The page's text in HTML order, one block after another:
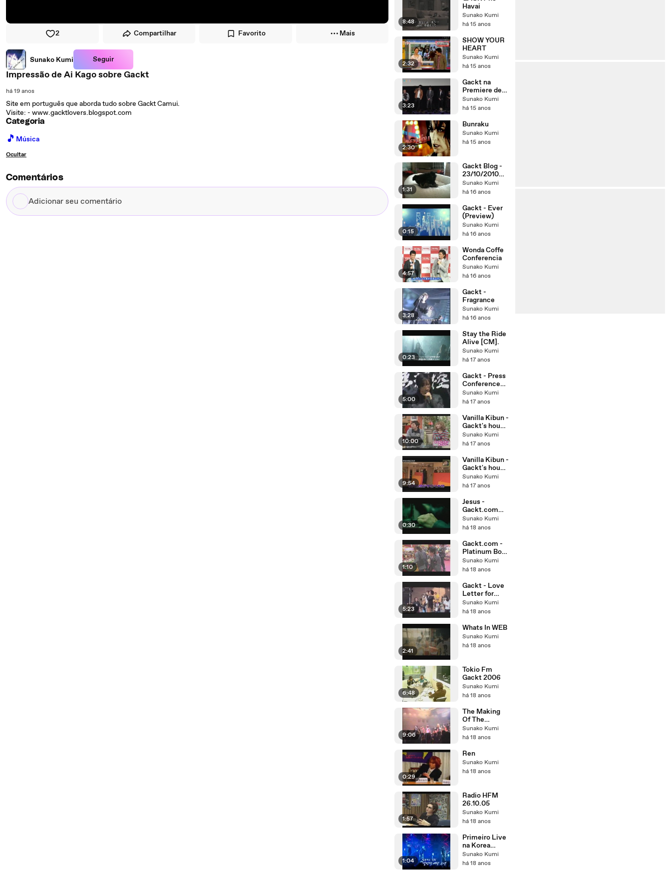
2 Compartilhar Favorito Mais
Sunako Kumi Seguir
Impressão de Ai Kago sobre Gackt
há 19 anos
Site em português que aborda tudo sobre Gackt Camui.
Visite: - www.gacktlovers.blogspot.com
Categoria
🎵 Música
Ocultar
Comentários
Adicionar
seu
8:48
Havai
Sunako Kumi
há 15 anos
2:32
SHOW YOUR
HEART
Sunako Kumi
há 15 anos
3:23
Gackt na
Premiere de
Supernatural
Sunako Kumi
há 15 anos
2:30
Bunraku
Sunako Kumi
há 15 anos
1:31
Gackt Blog -
23/10/2010
(12:01)
Sunako Kumi
há 16 anos
0:15
Gackt - Ever
(Preview)
Sunako Kumi
há 16 anos
4:57
Wonda Coffe
Conferencia
Sunako Kumi
há 16 anos
3:28
Gackt -
Fragrance
Sunako Kumi
há 16 anos
0:23
Stay the Ride
Alive [CM].
Sunako Kumi
há 17 anos
5:00
Gackt - Press
Conference
sobre
NemuriXGAC
(11.05.2009)
Sunako Kumi
há 17 anos
10:00
Vanilla Kibun -
Gackt's house
[19.11.2008
part - 1]
Sunako Kumi
há 17 anos
9:54
Vanilla Kibun -
Gackt's house
[19.11.2008
part - 2]
Sunako Kumi
há 17 anos
0:30
Jesus -
Gackt.com
[31.10.2008]
Sunako Kumi
há 18 anos
1:10
Gackt.com -
Platinum Box
IX
[19.10.2008]
Sunako Kumi
há 18 anos
5:23
Gackt - Love
Letter for
ASIAN Dears
Sunako Kumi
há 18 anos
2:41
Whats In WEB
Sunako Kumi
há 18 anos
6:48
Tokio Fm
Gackt 2006
Sunako Kumi
há 18 anos
9:06
The Making
Of The
seventh nigth
unplugged
Sunako Kumi
há 18 anos
0:29
Ren
Sunako Kumi
há 18 anos
1:57
Radio HFM
26.10.05
Sunako Kumi
há 18 anos
1:04
Primeiro Live
na Korea
[News2006]
Sunako Kumi
há 18 anos